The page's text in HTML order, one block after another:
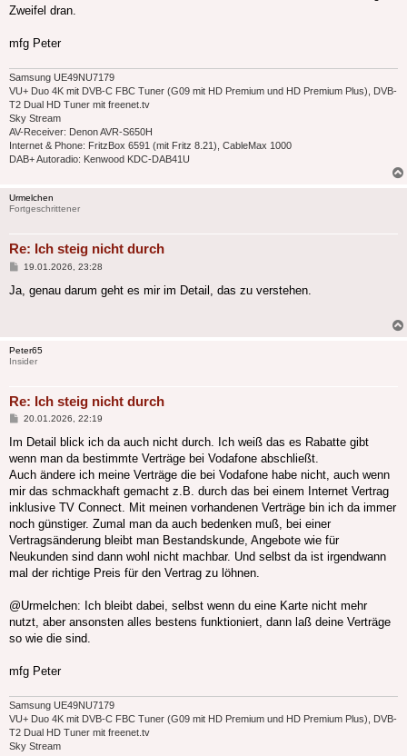
Zweifel dran.
mfg Peter
Samsung UE49NU7179
VU+ Duo 4K mit DVB-C FBC Tuner (G09 mit HD Premium und HD Premium Plus), DVB-
T2 Dual HD Tuner mit freenet.tv
Sky Stream
AV-Receiver: Denon AVR-S650H
Internet & Phone: FritzBox 6591 (mit Fritz 8.21), CableMax 1000
DAB+ Autoradio: Kenwood KDC-DAB41U
Urmelchen
Fortgeschrittener
Re: Ich steig nicht durch
Beitrag
19.01.2026, 23:28
Ja, genau darum geht es mir im Detail, das zu verstehen.
Peter65
Insider
Re: Ich steig nicht durch
Beitrag
20.01.2026, 22:19
Im Detail blick ich da auch nicht durch. Ich weiß das es Rabatte gibt
wenn man da bestimmte Verträge bei Vodafone abschließt.
Auch ändere ich meine Verträge die bei Vodafone habe nicht, auch wenn
mir das schmackhaft gemacht z.B. durch das bei einem Internet Vertrag
inklusive TV Connect. Mit meinen vorhandenen Verträge bin ich da immer
noch günstiger. Zumal man da auch bedenken muß, bei einer
Vertragsänderung bleibt man Bestandskunde, Angebote wie für
Neukunden sind dann wohl nicht machbar. Und selbst da ist irgendwann
mal der richtige Preis für den Vertrag zu löhnen.
@Urmelchen: Ich bleibt dabei, selbst wenn du eine Karte nicht mehr
nutzt, aber ansonsten alles bestens funktioniert, dann laß deine Verträge
so wie die sind.
mfg Peter
Samsung UE49NU7179
VU+ Duo 4K mit DVB-C FBC Tuner (G09 mit HD Premium und HD Premium Plus), DVB-
T2 Dual HD Tuner mit freenet.tv
Sky Stream